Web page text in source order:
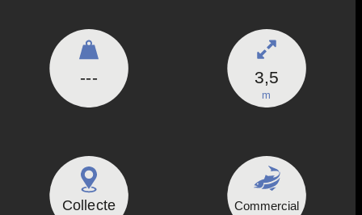
--- 3,5
m
Collecte Commercial